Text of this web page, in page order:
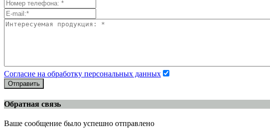
Согласие на обработку персональных данных
Отправить
Обратная связь
Ваше сообщение было успешно отправлено